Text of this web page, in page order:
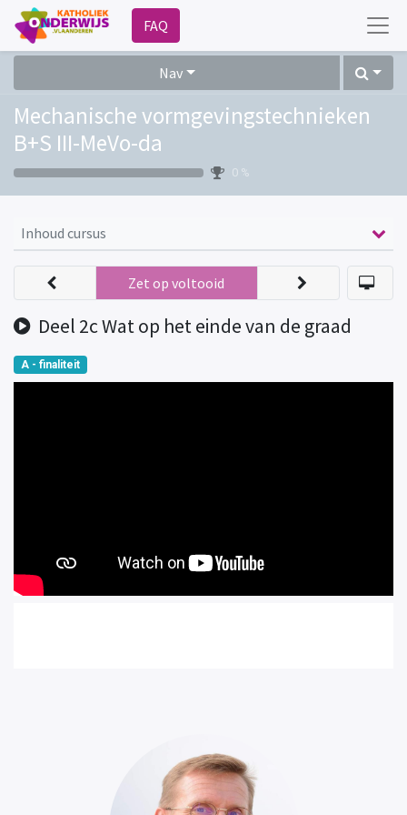
FAQ
Nav
Mechanische vormgevingstechnieken
B+S III-MeVo-da
0 %
Inhoud cursus
Deel 2c Wat op het einde van de graad
Zet op voltooid
A - finaliteit